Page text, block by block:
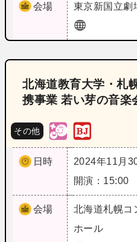
会場 東京新国立劇
北海道教育大学・札
携事業 若い芽の音楽
その他
日時
2024年11月
開演：15:00
会場 北海道札幌コ
ホール